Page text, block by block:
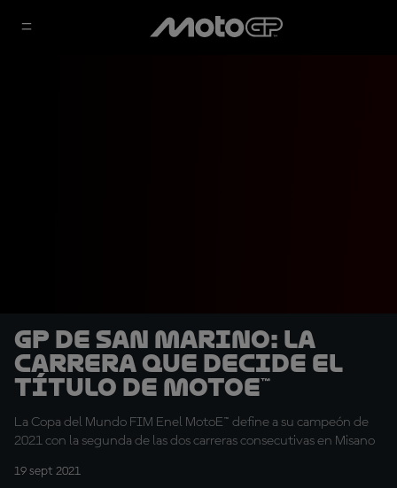
GP de San Marino: La
carrera que decide el
título de MotoE™
La Copa del Mundo FIM Enel MotoE™ define a su campeón de
2021 con la segunda de las dos carreras consecutivas en Misano
19 sept 2021